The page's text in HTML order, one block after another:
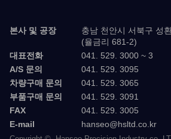
본사 및 공장
충남 천안시 서북구 성
(율금리 681-2)
대표전화
041. 529. 3000 ~ 3
A/S 문의
041. 529. 3095
차량구매 문의
041. 529. 3065
부품구매 문의
041. 529. 3091
FAX
041. 529. 3005
E-mail
hanseo@hsltd.co.kr